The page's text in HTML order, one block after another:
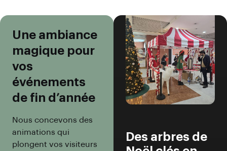
Une ambiance
magique pour
vos
événements
de fin d’année
Nous concevons des
animations qui
plongent vos visiteurs
Des arbres de